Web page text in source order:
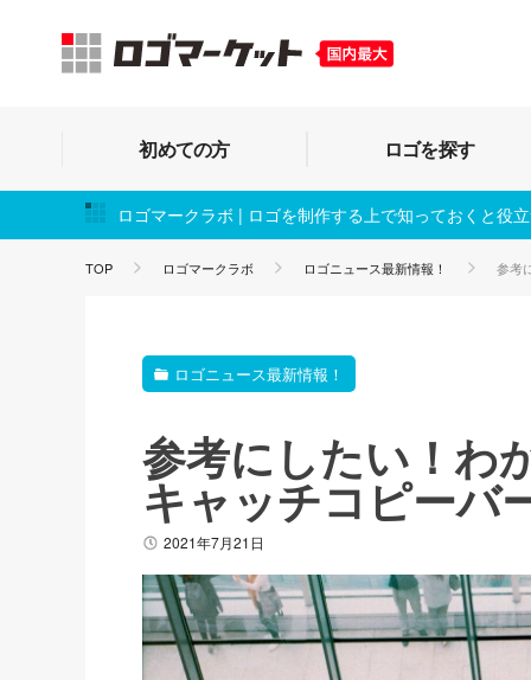
初めての方 ロゴを探す
ロゴマークラボ | ロゴを制作する上で知っておくと役
TOP ロゴマークラボ ロゴニュース最新情報！ 参考
ロゴニュース最新情報！
参考にしたい！わ
キャッチコピーバ
2021年7月21日